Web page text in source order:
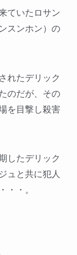
ていたロサン
スンホン）の
れたデリック
のだが、その
を目撃し殺害
したデリック
ュと共に犯人
・・。